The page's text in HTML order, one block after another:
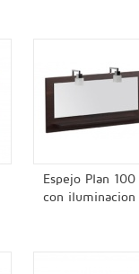
Espejo Plan 100
con iluminacion